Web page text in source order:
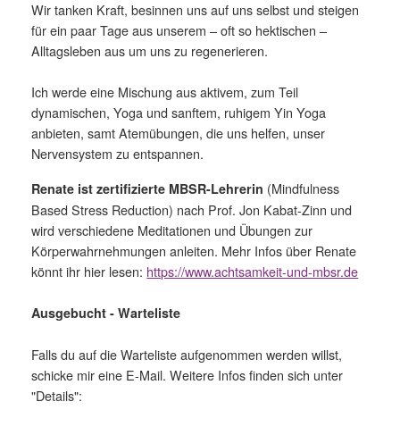
Wir tanken Kraft, besinnen uns auf uns selbst und steigen
für ein paar Tage aus unserem – oft so hektischen –
Alltagsleben aus um uns zu regenerieren.
Ich werde eine Mischung aus aktivem, zum Teil
dynamischen, Yoga und sanftem, ruhigem Yin Yoga
anbieten, samt Atemübungen, die uns helfen, unser
Nervensystem zu entspannen.
Renate ist zertifizierte MBSR-Lehrerin (Mindfulness
Based Stress Reduction) nach Prof. Jon Kabat-Zinn und
wird verschiedene Meditationen und Übungen zur
Körperwahrnehmungen anleiten. Mehr Infos über Renate
könnt ihr hier lesen: https://www.achtsamkeit-und-mbsr.de
Ausgebucht - Warteliste
Falls du auf die Warteliste aufgenommen werden willst,
schicke mir eine E-Mail. Weitere Infos finden sich unter
"Details":